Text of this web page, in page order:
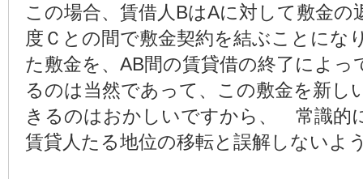
この場合、賃借人BはAに対して敷金の
度Ｃとの間で敷金契約を結ぶことにな
た敷金を、AB間の賃貸借の終了によっ
るのは当然であって、この敷金を新し
きるのはおかしいですから、 常識的
賃貸人たる地位の移転と誤解しないよ